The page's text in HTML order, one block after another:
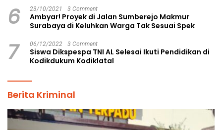
6 23/10/2021 3 Comment
Ambyar! Proyek di Jalan Sumberejo Makmur
Surabaya di Keluhkan Warga Tak Sesuai Spek
7 06/12/2022 3 Comment
Siswa Dikspespa TNI AL Selesai Ikuti Pendidikan di
Kodikdukum Kodiklatal
Berita Kriminal